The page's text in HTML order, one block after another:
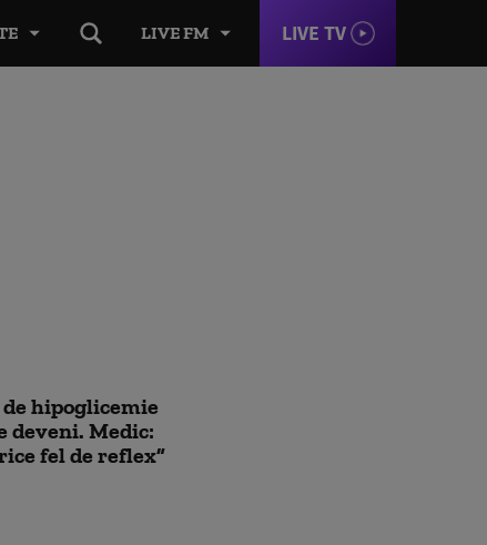
LIVE FM LIVE TV
hipoglicemie
deveni. Medic:
fel de reflex”